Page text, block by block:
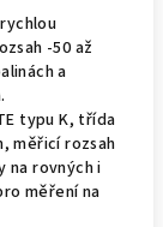
-50 až
a
typu K, třída
měřicí rozsah
na rovných i
měření na